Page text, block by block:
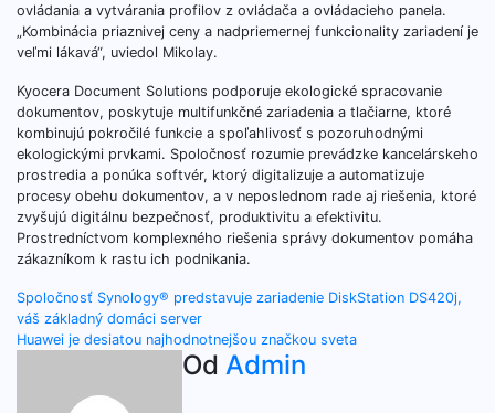
ovládania a vytvárania profilov z ovládača a ovládacieho panela.
„Kombinácia priaznivej ceny a nadpriemernej funkcionality zariadení je
veľmi lákavá“, uviedol Mikolay.
Kyocera Document Solutions podporuje ekologické spracovanie
dokumentov, poskytuje multifunkčné zariadenia a tlačiarne, ktoré
kombinujú pokročilé funkcie a spoľahlivosť s pozoruhodnými
ekologickými prvkami. Spoločnosť rozumie prevádzke kancelárskeho
prostredia a ponúka softvér, ktorý digitalizuje a automatizuje
procesy obehu dokumentov, a v neposlednom rade aj riešenia, ktoré
zvyšujú digitálnu bezpečnosť, produktivitu a efektivitu.
Prostredníctvom komplexného riešenia správy dokumentov pomáha
zákazníkom k rastu ich podnikania.
Navigácia
v
článku
Spoločnosť Synology® predstavuje zariadenie DiskStation DS420j,
váš základný domáci server
Huawei je desiatou najhodnotnejšou značkou sveta
Od Admin